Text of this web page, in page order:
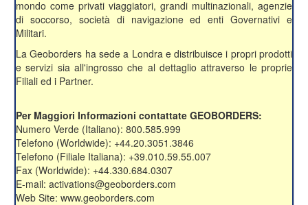
mondo come privati viaggiatori, grandi multinazionali, agenzie
di soccorso, società di navigazione ed enti Governativi e
Militari.
La Geoborders ha sede a Londra e distribuisce i propri prodotti
e servizi sia all'ingrosso che al dettaglio attraverso le proprie
Filiali ed i Partner.
Per Maggiori Informazioni contattate GEOBORDERS:
Numero Verde (Italiano): 800.585.999
Telefono (Worldwide): +44.20.3051.3846
Telefono (Filiale Italiana): +39.010.59.55.007
Fax (Worldwide): +44.330.684.0307
E-mail: activations@geoborders.com
Web Site: www.geoborders.com